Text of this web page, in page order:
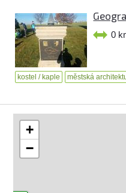
0
kostel / kaple městská
+
−